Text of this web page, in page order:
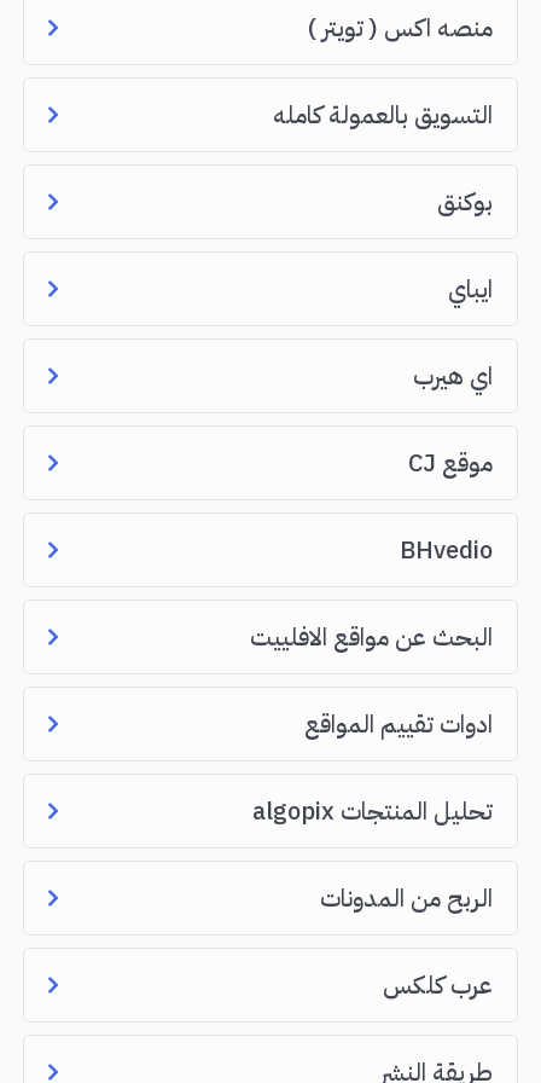
منصه اكس ( تويتر )
التسويق بالعمولة كامله
بوكنق
ايباي
اي هيرب
موقع CJ
BHvedio
البحث عن مواقع الافلييت
ادوات تقييم المواقع
تحليل المنتجات algopix
الربح من المدونات
عرب كلكس
طريقة النشر